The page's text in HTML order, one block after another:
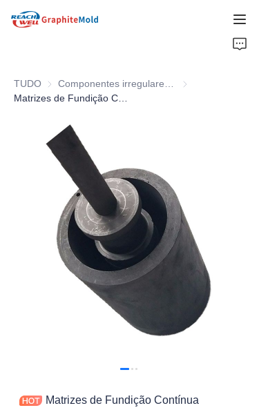
TUDO
Componentes
Matrizes de Fundição Contínua
EMPRESA
PRODUTO
ESCOLHAS QUENTES
NOTÍCIAS
SOLUÇÕES
OBTER COTAÇÃO